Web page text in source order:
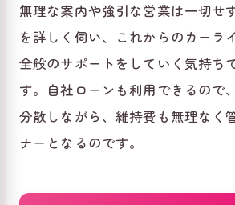
無理な案内や強引な営業は一切せ
を詳しく伺い、これからのカーラ
全般のサポートをしていく気持ち
す。自社ローンも利用できるので
分散しながら、維持費も無理なく
ナーとなるのです。